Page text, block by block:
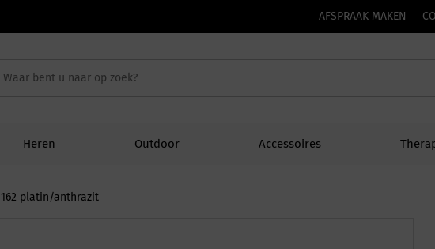
AFSPRAAK MAKEN
Heren Outdoor Accessoires
platin/anthrazit